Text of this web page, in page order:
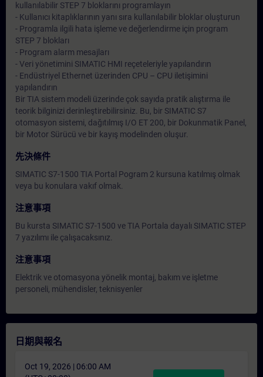
kullanılabilir STEP 7 bloklarını programlayın
- Kullanıcı kitaplıklarının yanı sıra kullanılabilir bloklar oluşturun
- Programla ilgili hata işleme ve değerlendirme için program
STEP 7 blokları
- Program alarm mesajları
- Veri yönetimini SIMATIC HMI reçeteleriyle yapılandırın
- Endüstriyel Ethernet üzerinden CPU – CPU iletişimini
yapılandırın
Bir TIA sistem modeli üzerinde çok sayıda pratik alıştırma ile
teorik bilginizi derinleştirebilirsiniz. Bu, bir SIMATIC S7
otomasyon sistemi, dağıtılmış I/O ET 200, bir Dokunmatik Panel,
bir Motor Sürücü ve bir kayış modelinden oluşur.
先決條件
SIMATIC S7-1500 TIA Portal Pogram 2 kursuna katılmış olmak
veya bu konulara vakıf olmak.
注意事項
Bu kursta SIMATIC S7-1500 ve TIA Portala dayalı SIMATIC STEP
7 yazılımı ile çalışacaksınız.
注意事項
Elektrik ve otomasyona yönelik montaj, bakım ve işletme
personeli, mühendisler, teknisyenler
日期與報名
Oct 19, 2026 | 06:00 AM